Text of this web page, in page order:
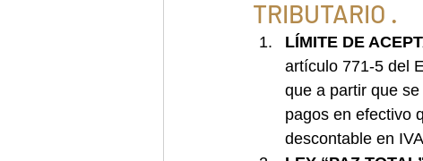
TRIBUTARIO .
LÍMITE DE
artículo 771-5 del
que a partir que
pagos en efectivo
descontable en